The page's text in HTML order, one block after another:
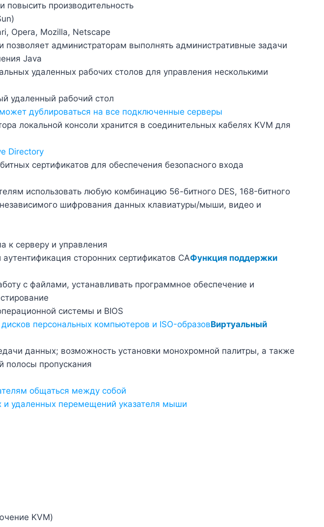
повысить производительность
Opera, Mozilla, Netscape
администраторам выполнять административные задачи
Java
удаленных рабочих столов для управления несколькими
удаленный рабочий стол
дублироваться на все подключенные серверы
локальной консоли хранится в соединительных кабелях KVM для
Directory
сертификатов для обеспечения безопасного входа
использовать любую комбинацию 56-битного DES, 168-битного
шифрования данных клавиатуры/мыши, видео и
к серверу и управления
сторонних сертификатов CAФункция поддержки
с файлами, устанавливать программное обеспечение и
системы и BIOS
персональных компьютеров и ISO-образовВиртуальный
данных; возможность установки монохромной палитры, а также
полосы пропускания
общаться между собой
и удаленных перемещений указателя мыши
KVM)